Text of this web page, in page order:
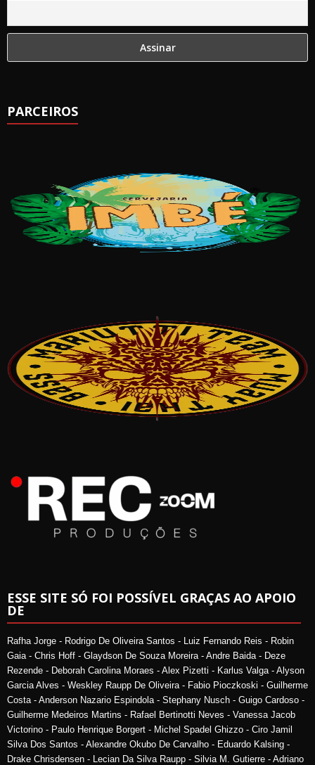
PARCEIROS
ESSE SITE SÓ FOI POSSÍVEL GRAÇAS AO APOIO
DE
Rafha Jorge - Rodrigo De Oliveira Santos - Luiz Fernando Reis - Robin
Gaia - Chris Hoff - Glaydson De Souza Moreira - Andre Baida - Deze
Rezende - Deborah Carolina Moraes - Alex Pizetti - Karlus Valga - Alyson
Garcia Alves - Weskley Raupp De Oliveira - Fabio Pioczkoski - Guilherme
Costa - Anderson Nazario Espindola - Stephany Nusch - Guigo Cardoso -
Guilherme Medeiros Martins - Rafael Bertinotti Neves - Vanessa Jacob
Victorino - Paulo Henrique Borgert - Michel Spadel Ghizzo - Ciro Jamil
Silva Dos Santos - Alexandre Okubo De Carvalho - Eduardo Kalsing -
Drake Chrisdensen - Lecian Da Silva Raupp - Silvia M. Gutierre - Adriano